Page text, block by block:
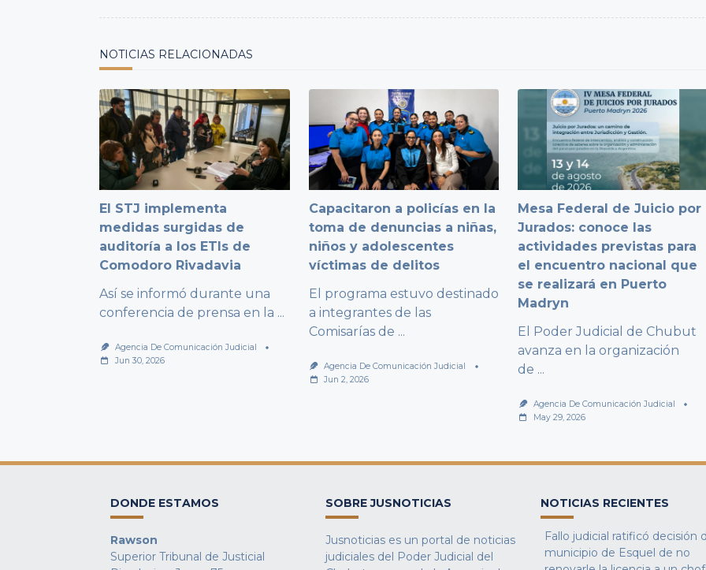
NOTICIAS RELACIONADAS
El STJ implementa
medidas surgidas de
auditoría a los ETIs de
Comodoro Rivadavia
Así se informó durante una
conferencia de prensa en la ...
Agencia De Comunicación Judicial
Jun 30, 2026
Capacitaron a policías en la
toma de denuncias a niñas,
niños y adolescentes
víctimas de delitos
El programa estuvo destinado
a integrantes de las
Comisarías de ...
Agencia De Comunicación Judicial
Jun 2, 2026
Mesa Federal de Juicio por
Jurados: conoce las
actividades previstas para
el encuentro nacional que
se realizará en Puerto
Madryn
El Poder Judicial de Chubut
avanza en la organización
de ...
Agencia De Comunicación Judicial
May 29, 2026
DONDE ESTAMOS
Rawson
Superior Tribunal de Justicial
SOBRE JUSNOTICIAS
Jusnoticias es un portal de noticias
judiciales del Poder Judicial del
NOTICIAS RECIENTES
Fallo judicial ratificó decisión
municipio de Esquel de no